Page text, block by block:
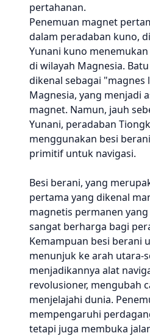
pertahanan.
Penemuan magnet
dalam peradaban kuno,
Yunani kuno
di wilayah Magnesia.
dikenal sebagai
Magnesia, yang menjadi
magnet. Namun, jauh
Yunani, peradaban
menggunakan besi
primitif untuk navigasi.
Besi berani, yang
pertama yang dikenal
magnetis permanen
sangat berharga bagi
Kemampuan besi berani
menunjuk ke arah utara-
menjadikannya alat
revolusioner, mengubah
menjelajahi dunia.
mempengaruhi
tetapi juga membuka